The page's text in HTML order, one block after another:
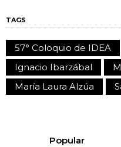
TAGS
57° Coloquio de IDEA
Ignacio Ibarzábal
María Laura Alzúa
Popular